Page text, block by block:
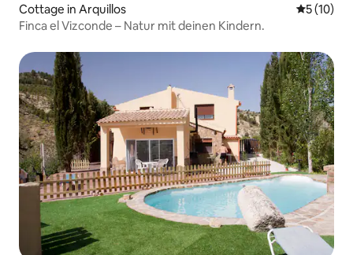
Cottage in Arquillos
5 (10)
Finca el Vizconde – Natur mit deinen Kindern.